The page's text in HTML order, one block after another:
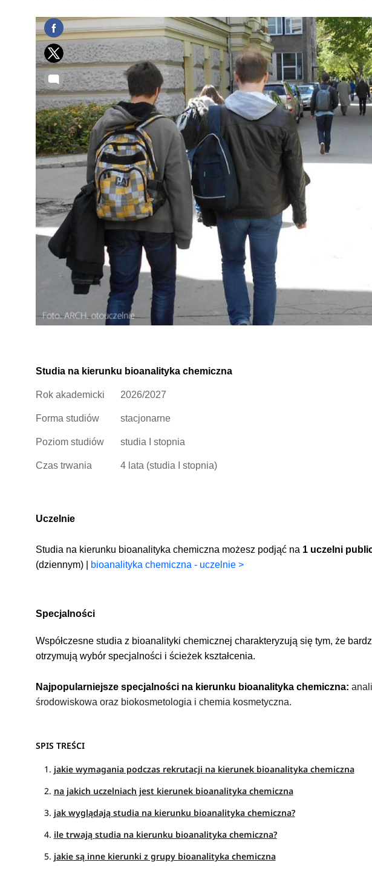
Studia na kierunku bioanalityka chemiczna
Rok akademicki 2026/2027
Forma studiów stacjonarne
Poziom studiów studia I stopnia
Czas trwania 4 lata (studia I stopnia)
Uczelnie
Studia na kierunku bioanalityka chemiczna możesz podjąć na 1 uczelni
(dziennym) |
bioanalityka chemiczna - uczelnie >
Specjalności
Współczesne studia z bioanalityki chemicznej charakteryzują się tym, że
otrzymują wybór specjalności i ścieżek kształcenia.
Najpopularniejsze specjalności na kierunku bioanalityka chemiczna:
środowiskowa oraz biokosmetologia i chemia kosmetyczna.
SPIS TREŚCI
jakie wymagania podczas rekrutacji na kierunek bioanalityka chemiczna
na jakich uczelniach jest kierunek bioanalityka chemiczna
jak wyglądają studia na kierunku bioanalityka chemiczna?
ile trwają studia na kierunku bioanalityka chemiczna?
jakie są inne kierunki z grupy bioanalityka chemiczna